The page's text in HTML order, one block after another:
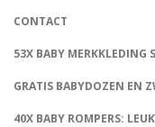
CONTACT
53X BABY MERKKLEDING
GRATIS BABYDOZEN EN
40X BABY ROMPERS: